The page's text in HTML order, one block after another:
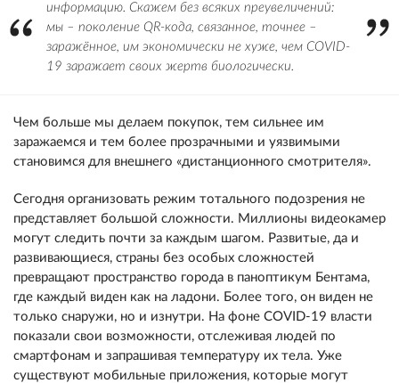
информацию. Скажем без всяких преувеличений:
мы – поколение QR-кода, связанное, точнее –
заражённое, им экономически не хуже, чем COVID-
19 заражает своих жертв биологически.
Чем больше мы делаем покупок, тем сильнее им
заражаемся и тем более прозрачными и уязвимыми
становимся для внешнего «дистанционного смотрителя».
Сегодня организовать режим тотального подозрения не
представляет большой сложности. Миллионы видеокамер
могут следить почти за каждым шагом. Развитые, да и
развивающиеся, страны без особых сложностей
превращают пространство города в паноптикум Бентама,
где каждый виден как на ладони. Более того, он виден не
только снаружи, но и изнутри. На фоне COVID-19 власти
показали свои возможности, отслеживая людей по
смартфонам и запрашивая температуру их тела. Уже
существуют мобильные приложения, которые могут